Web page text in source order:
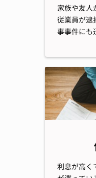
家族や友人
従業員が逮
事事件にも
利息が高く